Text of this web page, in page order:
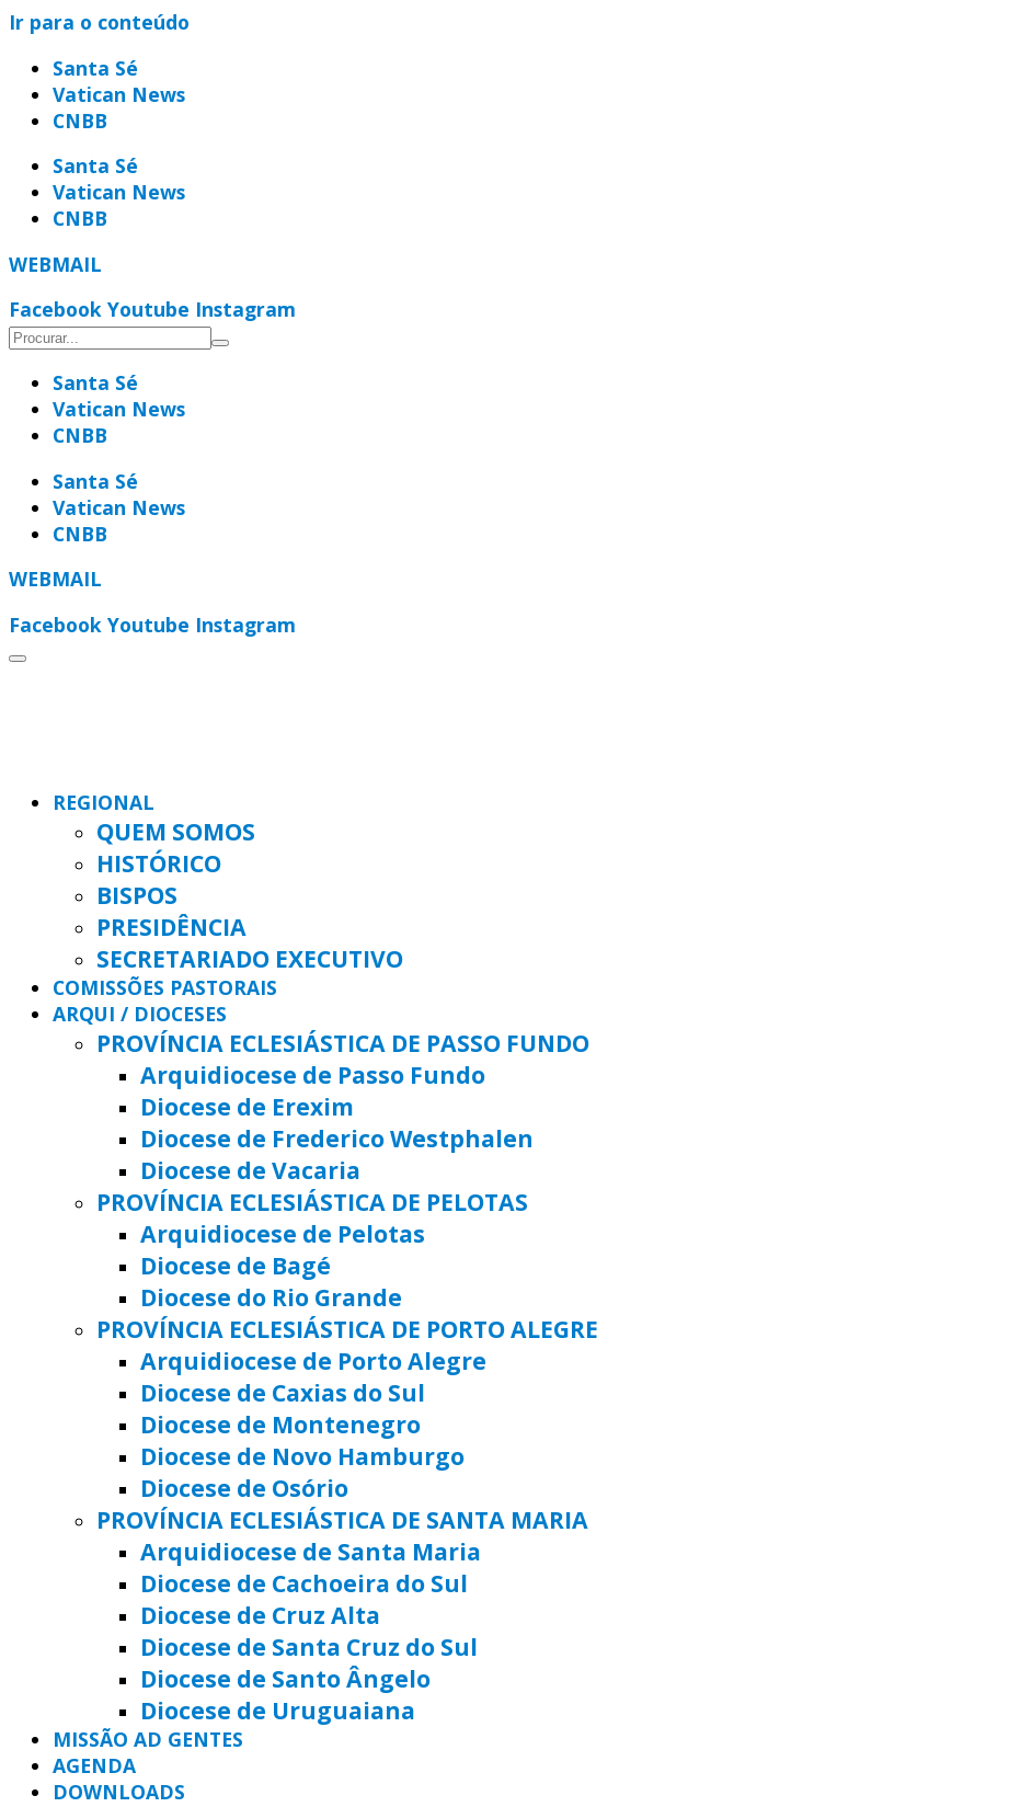
Ir para o conteúdo
Santa Sé
Vatican News
CNBB
Santa Sé
Vatican News
CNBB
WEBMAIL
Facebook Youtube Instagram
Santa Sé
Vatican News
CNBB
Santa Sé
Vatican News
CNBB
WEBMAIL
Facebook Youtube Instagram
REGIONAL
QUEM SOMOS
HISTÓRICO
BISPOS
PRESIDÊNCIA
SECRETARIADO EXECUTIVO
COMISSÕES PASTORAIS
ARQUI / DIOCESES
PROVÍNCIA ECLESIÁSTICA DE PASSO FUNDO
Arquidiocese de Passo Fundo
Diocese de Erexim
Diocese de Frederico Westphalen
Diocese de Vacaria
PROVÍNCIA ECLESIÁSTICA DE PELOTAS
Arquidiocese de Pelotas
Diocese de Bagé
Diocese do Rio Grande
PROVÍNCIA ECLESIÁSTICA DE PORTO ALEGRE
Arquidiocese de Porto Alegre
Diocese de Caxias do Sul
Diocese de Montenegro
Diocese de Novo Hamburgo
Diocese de Osório
PROVÍNCIA ECLESIÁSTICA DE SANTA MARIA
Arquidiocese de Santa Maria
Diocese de Cachoeira do Sul
Diocese de Cruz Alta
Diocese de Santa Cruz do Sul
Diocese de Santo Ângelo
Diocese de Uruguaiana
MISSÃO AD GENTES
AGENDA
DOWNLOADS